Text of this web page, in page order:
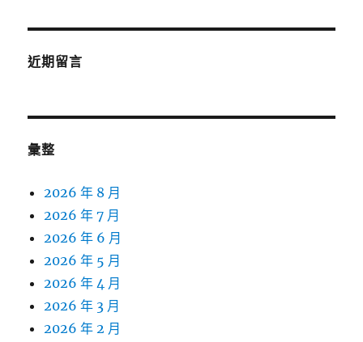
近期留言
彙整
2026 年 8 月
2026 年 7 月
2026 年 6 月
2026 年 5 月
2026 年 4 月
2026 年 3 月
2026 年 2 月